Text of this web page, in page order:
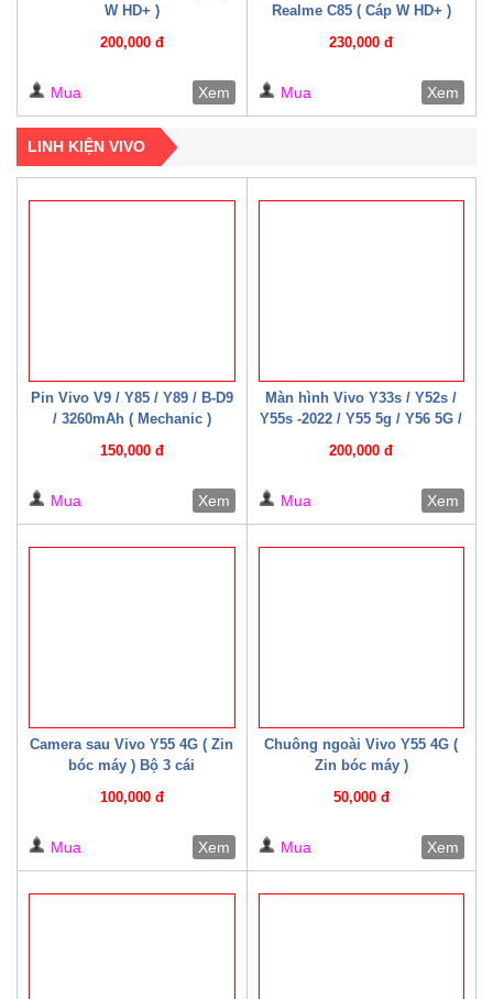
W HD+ )
200,000 đ
Mua Xem
Realme C85 ( Cáp W HD+ )
230,000 đ
Mua Xem
LINH KIỆN VIVO
Pin Vivo V9 / Y85 / Y89 / B-D9
/ 3260mAh ( Mechanic )
150,000 đ
Mua Xem
Màn hình Vivo Y33s / Y52s /
Y55s -2022 / Y55 5g / Y56 5G /
Y77e / Y72t / U5 / T2x / T1x /
200,000 đ
Mua Xem
Camera sau Vivo Y55 4G ( Zin
bóc máy ) Bộ 3 cái
100,000 đ
Mua Xem
Chuông ngoài Vivo Y55 4G (
Zin bóc máy )
50,000 đ
Mua Xem